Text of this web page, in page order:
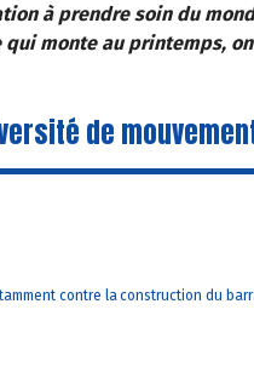
à prendre soin du
monte au printemps,
de
contre la construction du